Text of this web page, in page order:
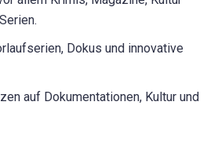
Dokus und innovative
auf Dokumentationen, Kultur und